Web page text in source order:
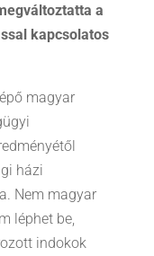
a
kapcsolatos
magyar
házi
Nem magyar
léphet be,
indokok